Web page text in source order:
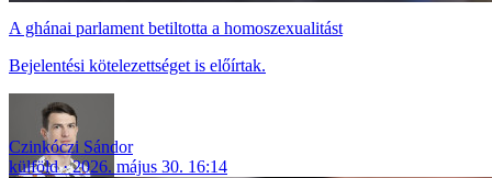
A ghánai parlament betiltotta a homoszexualitást
Bejelentési kötelezettséget is előírtak.
Czinkóczi Sándor
külföld
2026. május 30. 16:14